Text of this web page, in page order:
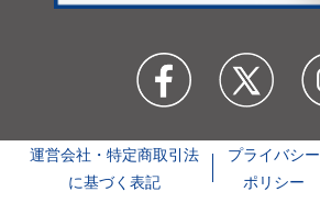
運営会社・特定商取引法
に基づく表記
プライバシー
ポリシー